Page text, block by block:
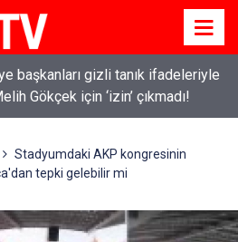
başkanları gizli tanık ifadeleriyle
Gökçek için ‘izin’ çıkmadı!
Stadyumdaki AKP kongresinin
tepki gelebilir mi